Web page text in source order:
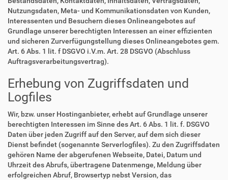
Nutzungsdaten, Meta- und Kommunikationsdaten von Kunden,
Interessenten und Besuchern dieses Onlineangebotes auf
Grundlage unserer berechtigten Interessen an einer effizienten
und sicheren Zurverfügungstellung dieses Onlineangebotes gem.
Art. 6 Abs. 1 lit. f DSGVO i.V.m. Art. 28 DSGVO (Abschluss
Auftragsverarbeitungsvertrag).
Erhebung von Zugriffsdaten und
Logfiles
Wir, bzw. unser Hostinganbieter, erhebt auf Grundlage unserer
berechtigten Interessen im Sinne des Art. 6 Abs. 1 lit. f. DSGVO
Daten über jeden Zugriff auf den Server, auf dem sich dieser
Dienst befindet (sogenannte Serverlogfiles). Zu den Zugriffsdaten
gehören Name der abgerufenen Webseite, Datei, Datum und
Uhrzeit des Abrufs, übertragene Datenmenge, Meldung über
erfolgreichen Abruf, Browsertyp nebst Version, das